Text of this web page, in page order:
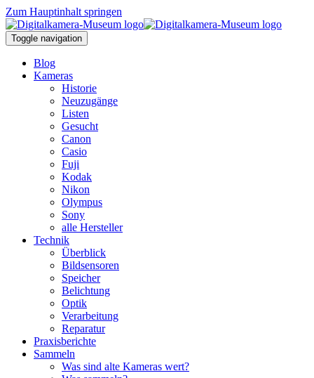
Zum Hauptinhalt springen
Toggle navigation
Blog
Kameras
Historie
Neuzugänge
Listen
Gesucht
Canon
Casio
Fuji
Kodak
Nikon
Olympus
Sony
alle Hersteller
Technik
Überblick
Bildsensoren
Speicher
Belichtung
Optik
Verarbeitung
Reparatur
Praxisberichte
Sammeln
Was sind alte Kameras wert?